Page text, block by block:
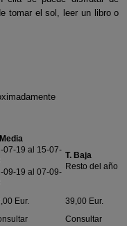
tomar el sol, leer un libro o
07-19 al 15-07-
09-19 al 07-09-
T. Baja
Resto del año
Eur.
39,00 Eur.
Consultar